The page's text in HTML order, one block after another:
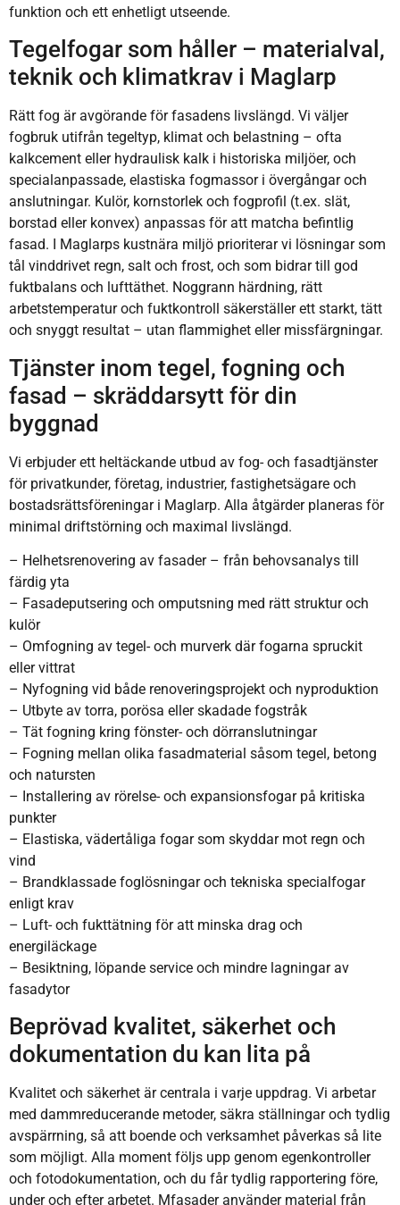
funktion och ett enhetligt utseende.
Tegelfogar som håller – materialval,
teknik och klimatkrav i Maglarp
Rätt fog är avgörande för fasadens livslängd. Vi väljer
fogbruk utifrån tegeltyp, klimat och belastning – ofta
kalkcement eller hydraulisk kalk i historiska miljöer, och
specialanpassade, elastiska fogmassor i övergångar och
anslutningar. Kulör, kornstorlek och fogprofil (t.ex. slät,
borstad eller konvex) anpassas för att matcha befintlig
fasad. I Maglarps kustnära miljö prioriterar vi lösningar som
tål vinddrivet regn, salt och frost, och som bidrar till god
fuktbalans och lufttäthet. Noggrann härdning, rätt
arbetstemperatur och fuktkontroll säkerställer ett starkt, tätt
och snyggt resultat – utan flammighet eller missfärgningar.
Tjänster inom tegel, fogning och
fasad – skräddarsytt för din
byggnad
Vi erbjuder ett heltäckande utbud av fog- och fasadtjänster
för privatkunder, företag, industrier, fastighetsägare och
bostadsrättsföreningar i Maglarp. Alla åtgärder planeras för
minimal driftstörning och maximal livslängd.
– Helhetsrenovering av fasader – från behovsanalys till
färdig yta
– Fasadeputsering och omputsning med rätt struktur och
kulör
– Omfogning av tegel- och murverk där fogarna spruckit
eller vittrat
– Nyfogning vid både renoveringsprojekt och nyproduktion
– Utbyte av torra, porösa eller skadade fogstråk
– Tät fogning kring fönster- och dörranslutningar
– Fogning mellan olika fasadmaterial såsom tegel, betong
och natursten
– Installering av rörelse- och expansionsfogar på kritiska
punkter
– Elastiska, vädertåliga fogar som skyddar mot regn och
vind
– Brandklassade foglösningar och tekniska specialfogar
enligt krav
– Luft- och fukttätning för att minska drag och
energiläckage
– Besiktning, löpande service och mindre lagningar av
fasadytor
Beprövad kvalitet, säkerhet och
dokumentation du kan lita på
Kvalitet och säkerhet är centrala i varje uppdrag. Vi arbetar
med dammreducerande metoder, säkra ställningar och tydlig
avspärrning, så att boende och verksamhet påverkas så lite
som möjligt. Alla moment följs upp genom egenkontroller
och fotodokumentation, och du får tydlig rapportering före,
under och efter arbetet. Mfasader använder material från